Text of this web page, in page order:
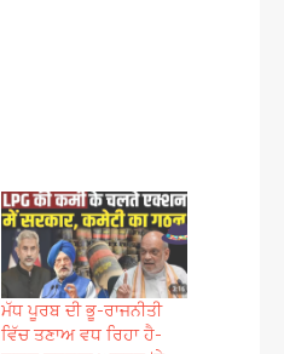
ਮੱਧ ਪੂਰਬ ਦੀ ਭੂ-ਰਾਜਨੀਤੀ
ਵਿੱਚ ਤਣਾਅ ਵਧ ਰਿਹਾ ਹੈ-